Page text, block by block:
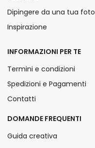
Dipingere da una tua foto
Inspirazione
INFORMAZIONI PER TE
Termini e condizioni
Spedizioni e Pagamenti
Contatti
DOMANDE FREQUENTI
Guida creativa